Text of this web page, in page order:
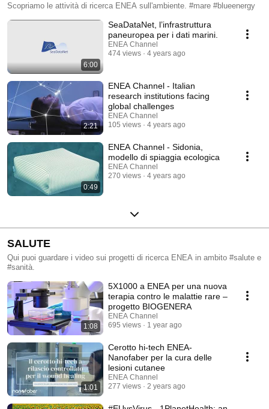
Scopriamo le attività di ricerca ENEA sull'ambiente. #mare #blueenergy
6:00
SeaDataNet, l’infrastruttura
paneuropea per i dati marini.
ENEA Channel
474 views
4 years ago
2:21
ENEA Channel - Italian
research institutions facing
global challenges
ENEA Channel
105 views
4 years ago
0:49
ENEA Channel - Sidonia,
modello di spiaggia ecologica
ENEA Channel
270 views
4 years ago
SALUTE
Qui puoi guardare i video sui progetti di ricerca ENEA in ambito #salute e
#sanità.
1:08
5X1000 a ENEA per una nuova
terapia contro le malattie rare –
progetto BIOGENERA
ENEA Channel
695 views
1 year ago
1:01
Cerotto hi-tech ENEA-
Nanofaber per la cura delle
lesioni cutanee
ENEA Channel
277 views
2 years ago